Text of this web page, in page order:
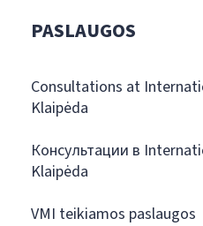
PASLAUGOS
Consultations at
Klaipėda
Консультации в
Klaipėda
VMI teikiamos paslaugos